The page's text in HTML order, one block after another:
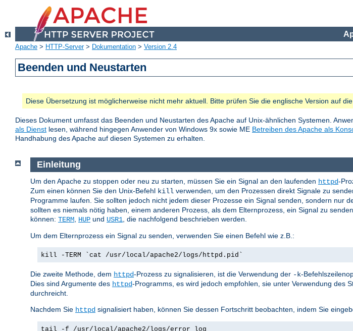
Apache > HTTP-Server> Dokumentation > Version 2.4
Beenden und Neustarten
Diese Übersetzung ist möglicherweise nicht mehr aktuell. Bitte prüfen Sie die englische Version auf
Dieses Dokument umfasst das Beenden und Neustarten des Apache auf Unix-ähnlichen Systemen.
als Dienst lesen, während hingegen Anwender von Windows 9x sowie ME Betreiben des Apache als
Handhabung des Apache auf diesen Systemen zu erhalten.
Einleitung
Um den Apache zu stoppen oder neu zu starten, müssen Sie ein Signal an den laufenden httpd-
Zum einen können Sie den Unix-Befehl kill verwenden, um den Prozessen direkt Signale zu
Programme laufen. Sie sollten jedoch nicht jedem dieser Prozesse ein Signal senden, sondern nur
sollten es niemals nötig haben, einem anderen Prozess, als dem Elternprozess, ein Signal zu
können: TERM HUP und USR1 , die nachfolgend beschrieben werden.
Um dem Elternprozess ein Signal zu senden, verwenden Sie einen Befehl wie z.B.:
kill -TERM `cat /usr/local/apache2/logs/httpd.pid`
Die zweite Methode, dem httpd-Prozess zu signalisieren, ist die Verwendung der -k-
Dies sind Argumente des httpd-Programms, es wird jedoch empfohlen, sie unter Verwendung des
durchreicht.
Nachdem Sie httpd signalisiert haben, können Sie dessen Fortschritt beobachten, indem Sie
tail -f /usr/local/apache2/logs/error_log